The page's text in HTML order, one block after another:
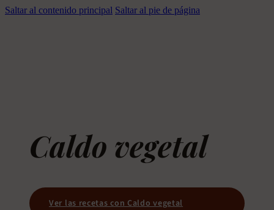
Saltar al contenido principal Saltar al pie de página
Caldo vegetal
Ver las recetas con Caldo vegetal